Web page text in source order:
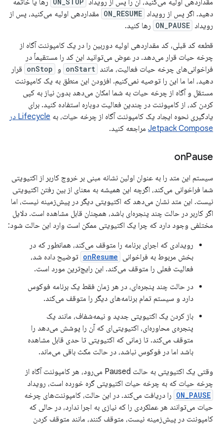
دهید. اگر پس از رویداد ON_RESUME مقداردهی اولیه می‌کنید، پس از
رویداد ON_PAUSE رها کنید.
قطعه کد قبلی، کد مقداردهی اولیه دوربین را در یک کامپوننت آگاه از
چرخه حیات قرار می‌دهد. در عوض می‌توانید این کد را مستقیماً در
فراخوانی‌های چرخه حیات فعالیت، مانند onStart و onStop قرار
دهید، اما ما این را توصیه نمی‌کنیم. افزودن این منطق به یک کامپوننت
مستقل و آگاه از چرخه حیات به شما امکان می‌دهد بدون نیاز به کپی
کردن کد، از کامپوننت در چندین فعالیت دوباره استفاده کنید. برای
یادگیری نحوه ایجاد یک کامپوننت آگاه از چرخه حیات، به
Lifecycle در
Jetpack Compose مراجعه کنید.
onPause
سیستم این متد را به عنوان اولین نشانه مبنی بر خروج کاربر از اکتیویتی
شما فراخوانی می‌کند، اگرچه این همیشه به معنای از بین رفتن اکتیویتی
نیست. این متد نشان می‌دهد که اکتیویتی دیگر در پیش‌زمینه نیست، اما
اگر کاربر در حالت چند پنجره‌ای باشد، همچنان قابل مشاهده است. دلایل
مختلفی وجود دارد که چرا یک اکتیویتی ممکن است وارد این حالت شود:
رویدادی که اجرای برنامه را متوقف می‌کند، همانطور که در
بخش مربوط به فراخوانی onResume توضیح داده شد،
فعالیت فعلی را متوقف می‌کند. این رایج‌ترین مورد است.
در حالت چند پنجره‌ای، در هر زمان فقط یک برنامه فوکوس
دارد و سیستم تمام برنامه‌های دیگر را متوقف می‌کند.
باز کردن یک اکتیویتی جدید و نیمه‌شفاف، مانند یک
پنجره‌ی محاوره‌ای، اکتیویتی‌ای که آن را پوشش می‌دهد را
متوقف می‌کند. تا زمانی که اکتیویتی تا حدی قابل مشاهده
باشد اما در فوکوس نباشد، در حالت مکث باقی می‌ماند.
وقتی یک اکتیویتی به حالت Paused می‌رود، هر کامپوننت آگاه از
چرخه حیات که به چرخه حیات اکتیویتی گره خورده است، رویداد
ON_PAUSE را دریافت می‌کند. در این حالت، کامپوننت‌های چرخه
حیات می‌توانند هر عملکردی را که نیازی به اجرا ندارد، در حالی که
کامپوننت در پیش‌زمینه نیست، متوقف کنند، مانند متوقف کردن